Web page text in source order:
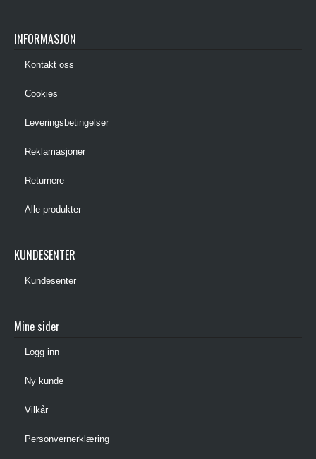
INFORMASJON
Kontakt oss
Cookies
Leveringsbetingelser
Reklamasjoner
Returnere
Alle produkter
KUNDESENTER
Kundesenter
Mine sider
Logg inn
Ny kunde
Vilkår
Personvernerklæring